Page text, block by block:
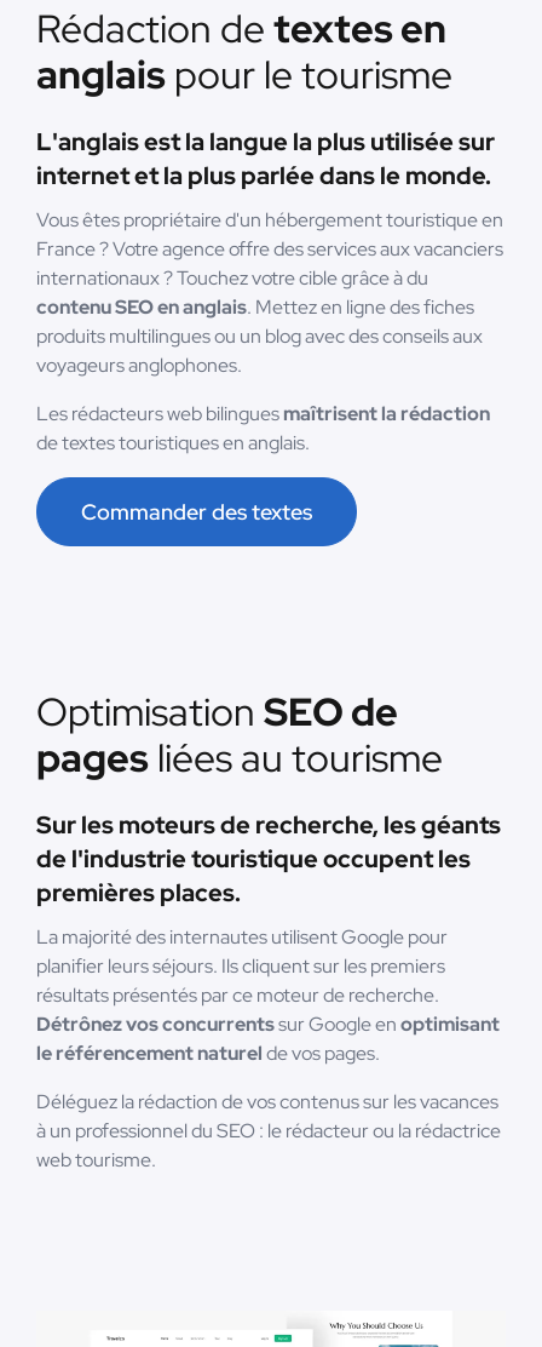
Rédaction detextes en
anglais pour le tourisme
L'anglais est la langue la plus utilisée sur
internet et la plus parlée dans le monde.
Vous êtes propriétaire d'un hébergement touristique en
France ? Votre agence offre des services aux vacanciers
internationaux ? Touchez votre cible grâce à du
contenu SEO en anglais. Mettez en ligne des fiches
produits multilingues ou un blog avec des conseils aux
voyageurs anglophones.
Les rédacteurs web bilinguesmaîtrisent la rédaction
de textes touristiques en anglais.
Commander des textes
Optimisation SEO de
pages liées au tourisme
Sur les moteurs de recherche, les géants
de l'industrie touristique occupent les
premières places.
La majorité des internautes utilisent Google pour
planifier leurs séjours. Ils cliquent sur les premiers
résultats présentés par ce moteur de recherche.
Détrônez vos concurrentssur Google enoptimisant
le référencement naturelde vos pages.
Déléguez la rédaction de vos contenus sur les vacances
à un professionnel du SEO : le rédacteur ou la rédactrice
web tourisme.